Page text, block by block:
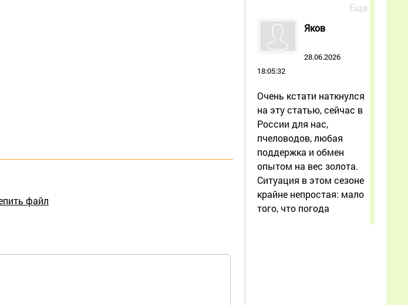
файл
Еще
Яков
28.06.2026
18:05:32
Очень кстати наткнулся
на эту статью, сейчас в
России для нас,
пчеловодов, любая
поддержка и обмен
опытом на вес золота.
Ситуация в этом сезоне
крайне непростая: мало
того, что погода